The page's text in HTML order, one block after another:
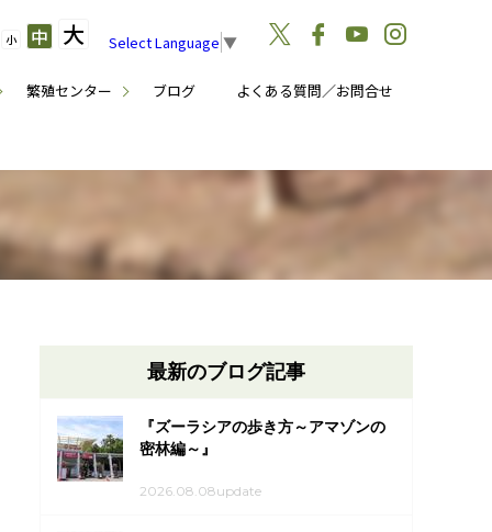
繁殖センター ブログ よくある質問／お問合せ
小 中 大 Select Language ▼
最新のブログ記事
『ズーラシアの歩き方～アマゾンの
密林編～』
2026.08.08update